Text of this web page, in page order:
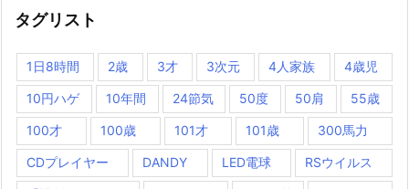
タグリスト
1日8時間 2歳 3才 3次元 4人家族 4歳児
10円ハゲ 10年間 24節気 50度 50肩 55歳
100才 100歳 101才 101歳 300馬力
CDプレイヤー DANDY LED電球 RSウイルス